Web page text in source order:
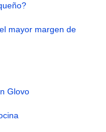
mayor margen de
Glovo